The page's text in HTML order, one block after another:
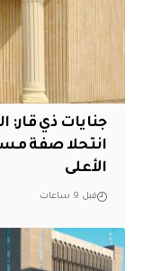
انتحلا صفة
الأعلى
قبل 9 ساعات